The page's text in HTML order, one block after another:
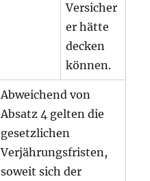
Versicher
er hätte
decken
können.
Abweichend von
Absatz 4 gelten die
gesetzlichen
Verjährungsfristen,
soweit sich der